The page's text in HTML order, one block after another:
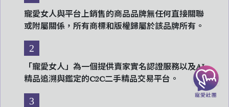
寵愛女人與平台上銷售的商品品牌無任何直接關聯
或附屬關係，所有商標和版權歸屬於該品牌所有。
2
「寵愛女人」為一個提供賣家實名認證服務以及AI
精品追溯與鑑定的C2C二手精品交易平台。
3